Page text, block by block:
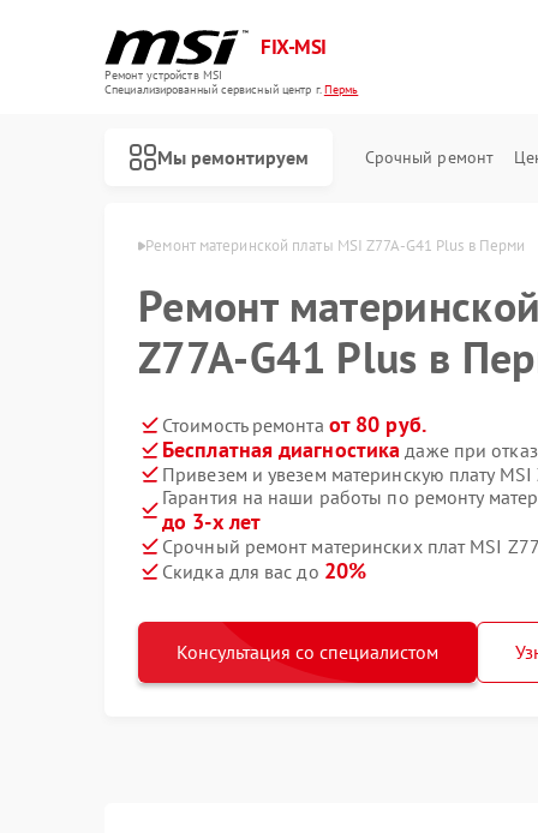
FIX-MSI
Ремонт устройств MSI
Специализированный cервисный центр г.Пермь
Мы ремонтируем Срочный ремонт
плат MSI в Перми Ремонт материнской платы MSI Z77A-G41 Plus в Перми
Ремонт
Z77A-G41 Plus в
Стоимость ремонта от 80 руб.
Бесплатная диагностика даже при
Привезем и увезем материнскую плату
Гарантия на наши работы по ремонту
до 3-х лет
Срочный ремонт материнских плат MSI
Скидка для вас до 20%
Консультация со специалистом